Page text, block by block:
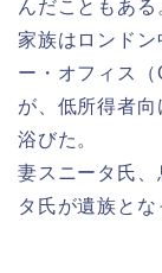
んだこともある
家族はロンドン
ー・オフィス
が、低所得者
浴びた。
妻スニータ氏、
タ氏が遺族とな